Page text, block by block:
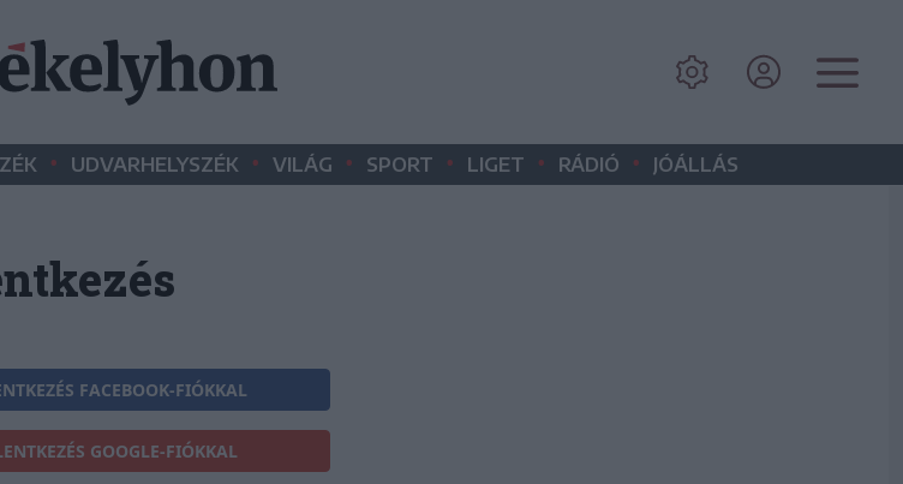
• UDVARHELYSZÉK • VILÁG • SPORT • LIGET • RÁDIÓ • JÓÁLLÁS
FACEBOOK-FIÓKKAL
GOOGLE-FIÓKKAL